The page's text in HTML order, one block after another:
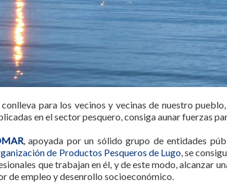
para los vecinos y vecinas de nuestro
en el sector pesquero, consiga aunar fuerzas
, apoyada por un sólido grupo de entidades
de Productos Pesqueros de Lugo, se
que trabajan en él, y de este modo, alcanzar
de empleo y desenrollo socioeconómico.